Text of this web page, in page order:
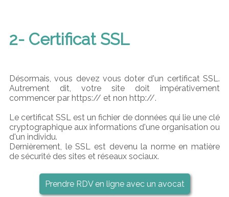
2- Certificat SSL
Désormais, vous devez vous doter d'un certificat SSL.
Autrement dit, votre site doit impérativement
commencer par https:// et non http://.
Le certificat SSL est un fichier de données qui lie une clé
cryptographique aux informations d'une organisation ou
d'un individu.
Dernièrement, le SSL est devenu la norme en matière
de sécurité des sites et réseaux sociaux.
Prendre RDV en ligne avec un avocat